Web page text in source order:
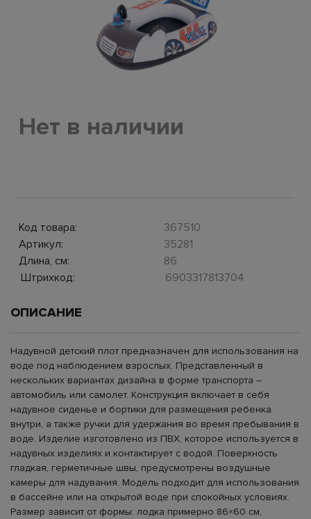
Нет в наличии
Код товара:
367510
Артикул:
35281
Длина, см:
86
Штрихкод:
6903317813704
ОПИСАНИЕ
Надувной детский плот предназначен для использования на
воде под наблюдением взрослых. Представленный в
нескольких вариантах дизайна в форме транспорта –
автомобиль или самолет. Конструкция включает в себя
надувное сиденье и бортики для размещения ребенка
внутри, а также ручки для удержания во время пребывания в
воде. Изделие изготовлено из ПВХ, которое используется в
надувных изделиях и контактирует с водой. Поверхность
гладкая, герметичные швы, предусмотрены воздушные
камеры для надувания. Модель подходит для использования
в бассейне или на открытой воде при спокойных условиях.
Размер зависит от формы: лодка примерно 86×60 см,